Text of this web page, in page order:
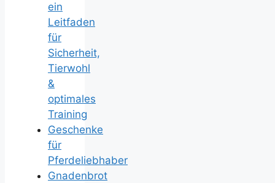
ein
Leitfaden
für
Sicherheit,
Tierwohl
&
optimales
Training
Geschenke
für
Pferdeliebhaber
Gnadenbrot